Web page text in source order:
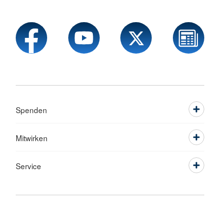
Spenden
Mitwirken
Service